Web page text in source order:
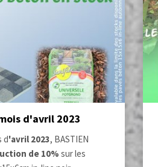
d'avril 2023
d'avril 2023, BASTIEN
de 10% sur les